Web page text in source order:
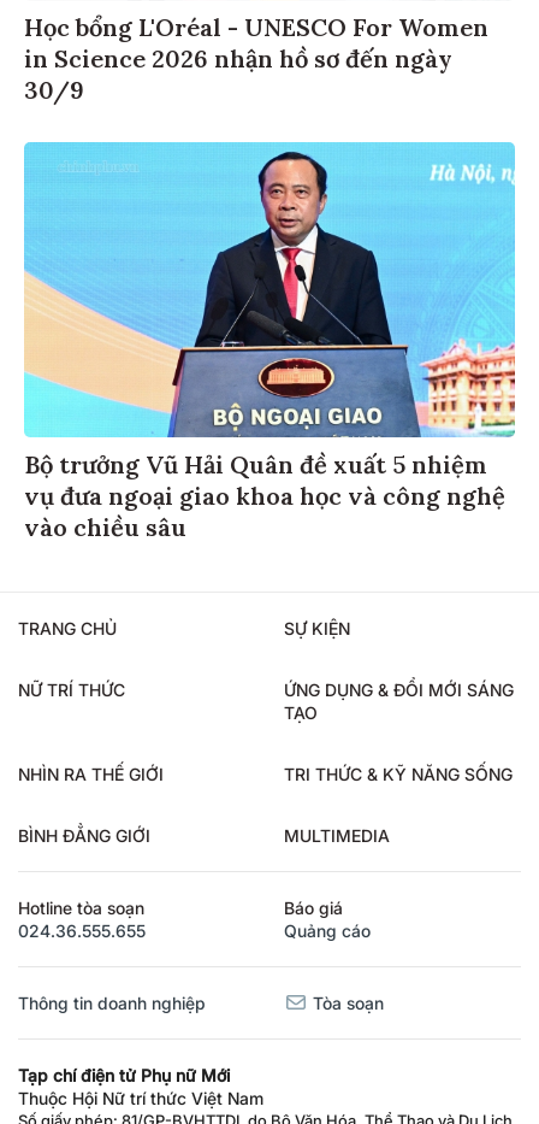
Học bổng L'Oréal - UNESCO For Women
in Science 2026 nhận hồ sơ đến ngày
30/9
Bộ trưởng Vũ Hải Quân đề xuất 5 nhiệm
vụ đưa ngoại giao khoa học và công nghệ
vào chiều sâu
TRANG CHỦ SỰ KIỆN
NỮ TRÍ THỨC
ỨNG DỤNG & ĐỔI MỚI SÁNG
TẠO
NHÌN RA THẾ GIỚI TRI THỨC & KỸ NĂNG SỐNG
BÌNH ĐẲNG GIỚI MULTIMEDIA
Hotline tòa soạn
024.36.555.655
Báo giá
Quảng cáo
Thông tin doanh nghiệp Tòa soạn
Tạp chí điện tử Phụ nữ Mới
Thuộc Hội Nữ trí thức Việt Nam
Số giấy phép: 81/GP-BVHTTDL do Bộ Văn Hóa, Thể Thao và Du Lịch